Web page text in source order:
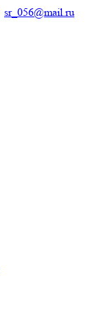
sr_056@mail.ru